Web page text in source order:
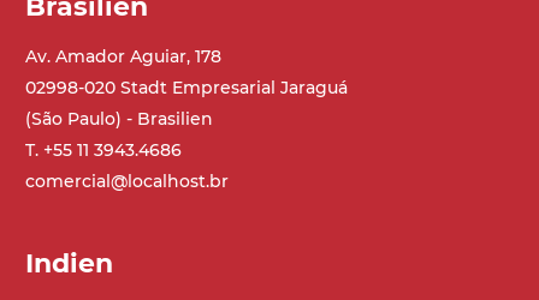
Av. Amador Aguiar, 178
02998-020 Stadt Empresarial Jaraguá
(São Paulo) - Brasilien
T. +55 11 3943.4686
comercial@localhost.br
Indien